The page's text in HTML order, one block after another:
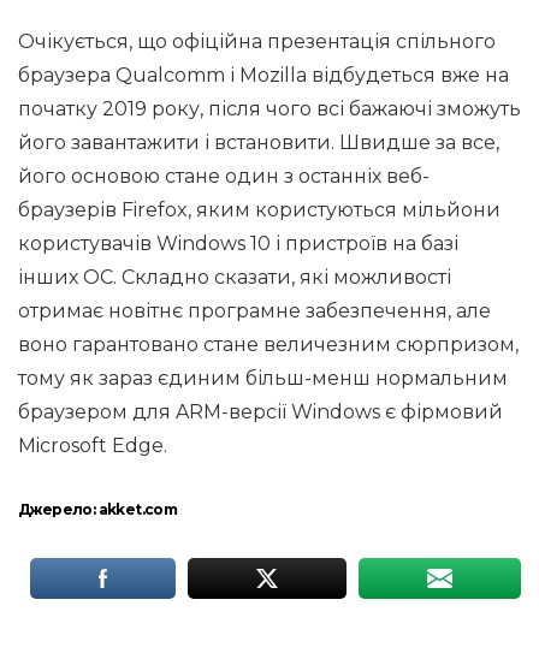
Очікується, що офіційна презентація спільного
браузера Qualcomm і Mozilla відбудеться вже на
початку 2019 року, після чого всі бажаючі зможуть
його завантажити і встановити. Швидше за все,
його основою стане один з останніх веб-
браузерів Firefox, яким користуються мільйони
користувачів Windows 10 і пристроїв на базі
інших ОС. Складно сказати, які можливості
отримає новітнє програмне забезпечення, але
воно гарантовано стане величезним сюрпризом,
тому як зараз єдиним більш-менш нормальним
браузером для ARM-версії Windows є фірмовий
Microsoft Edge.
Джерело: akket.com